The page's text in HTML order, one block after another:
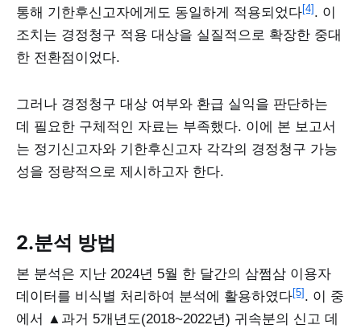
통해 기한후신고자에게도 동일하게 적용되었다[4] . 이
조치는 경정청구 적용 대상을 실질적으로 확장한 중대
한 전환점이었다.
그러나 경정청구 대상 여부와 환급 실익을 판단하는
데 필요한 구체적인 자료는 부족했다. 이에 본 보고서
는 정기신고자와 기한후신고자 각각의 경정청구 가능
성을 정량적으로 제시하고자 한다.
2.분석 방법
본 분석은 지난 2024년 5월 한 달간의 삼쩜삼 이용자
데이터를 비식별 처리하여 분석에 활용하였다[5] . 이 중
에서 ▲과거 5개년도(2018~2022년) 귀속분의 신고 데